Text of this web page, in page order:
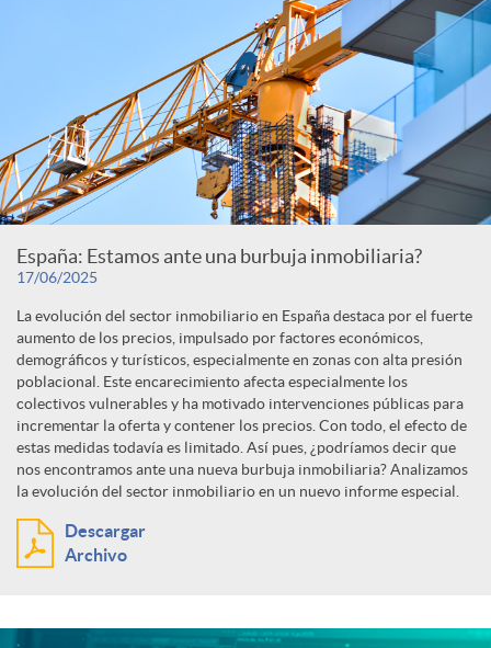
España: Estamos ante una burbuja inmobiliaria?
17/06/2025
La evolución del sector inmobiliario en España destaca por el fuerte
aumento de los precios, impulsado por factores económicos,
demográficos y turísticos, especialmente en zonas con alta presión
poblacional. Este encarecimiento afecta especialmente los
colectivos vulnerables y ha motivado intervenciones públicas para
incrementar la oferta y contener los precios. Con todo, el efecto de
estas medidas todavía es limitado. Así pues, ¿podríamos decir que
nos encontramos ante una nueva burbuja inmobiliaria? Analizamos
la evolución del sector inmobiliario en un nuevo informe especial.
Descargar
Archivo